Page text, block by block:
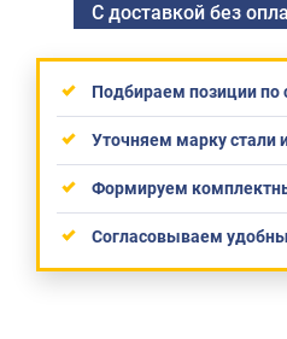
С доставкой без
Подбираем позиции по
Уточняем марку стали
Формируем
Согласовываем